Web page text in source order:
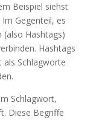
Beispiel siehst
Gegenteil, es
(also Hashtags)
Hashtags
als Schlagworte
Schlagwort,
Diese Begriffe